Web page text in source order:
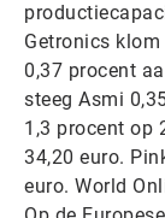
Getronics
0,37 procent
steeg Asmi
1,3 procent op
34,20 euro.
euro. World